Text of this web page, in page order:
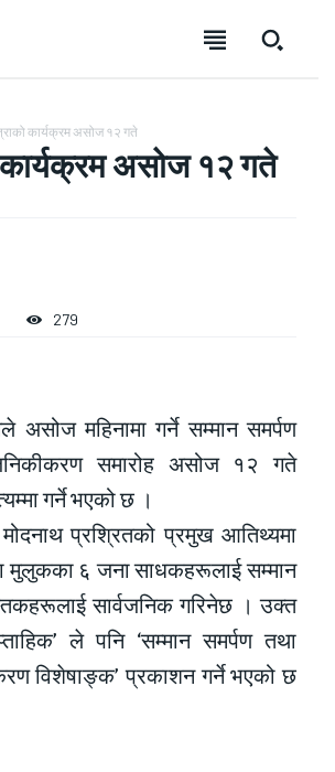
कार्यक्रम असोज १२ गते
कार्यक्रम असोज १२ गते
279
असोज महिनामा गर्ने सम्मान समर्पण
समारोह असोज १२ गते
गर्ने भएको छ ।
प्रश्रितको प्रमुख आतिथ्यमा
मुलुकका ६ जना साधकहरूलाई सम्मान
सार्वजनिक गरिनेछ । उक्त
ले पनि ‘सम्मान समर्पण तथा
विशेषाङ्क’ प्रकाशन गर्ने भएको छ